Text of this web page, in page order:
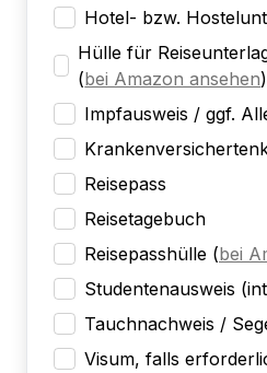
Hotel- bzw.
Hülle für
(bei Amazon ansehen)
Impfausweis / ggf.
Reisepass
Reisetagebuch
Reisepasshülle (bei
Studentenausweis
Tauchnachweis /
Visum, falls